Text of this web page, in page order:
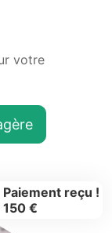
votre
Paiement reçu !
150 €